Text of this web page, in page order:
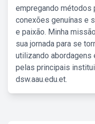
empregando métodos
conexões genuínas e
e paixão. Minha
sua jornada para se
utilizando abordagens
pelas principais
dsw.aau.edu.et.